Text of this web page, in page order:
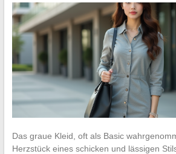
Das graue Kleid, oft als Basic
Herzstück eines schicken und lässigen